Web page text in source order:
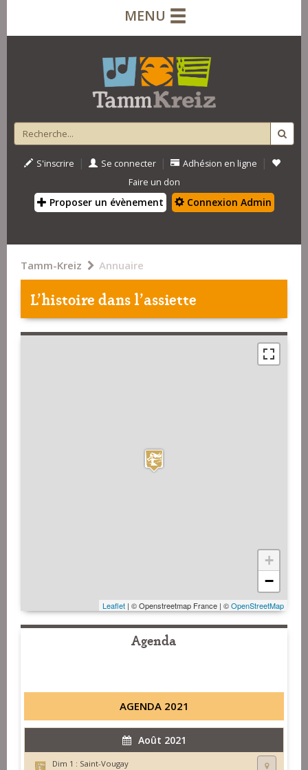
MENU
S'inscrire | Se connecter | Adhésion en ligne |
Faire un don
Proposer un évènement Connexion Admin
Tamm-Kreiz Annuaire
L'histoire dans l'assiette
+
−
Leaflet | © Openstreetmap France | ©OpenStreetMap
Agenda
AGENDA 2021
Août 2021
Dim 1 : Saint-Vougay